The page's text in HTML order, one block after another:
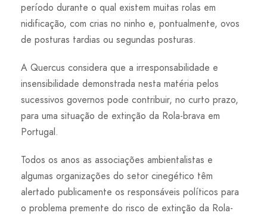
período durante o qual existem muitas rolas em
nidificação, com crias no ninho e, pontualmente, ovos
de posturas tardias ou segundas posturas.
A Quercus considera que a irresponsabilidade e
insensibilidade demonstrada nesta matéria pelos
sucessivos governos pode contribuir, no curto prazo,
para uma situação de extinção da Rola-brava em
Portugal.
Todos os anos as associações ambientalistas e
algumas organizações do setor cinegético têm
alertado publicamente os responsáveis políticos para
o problema premente do risco de extinção da Rola-